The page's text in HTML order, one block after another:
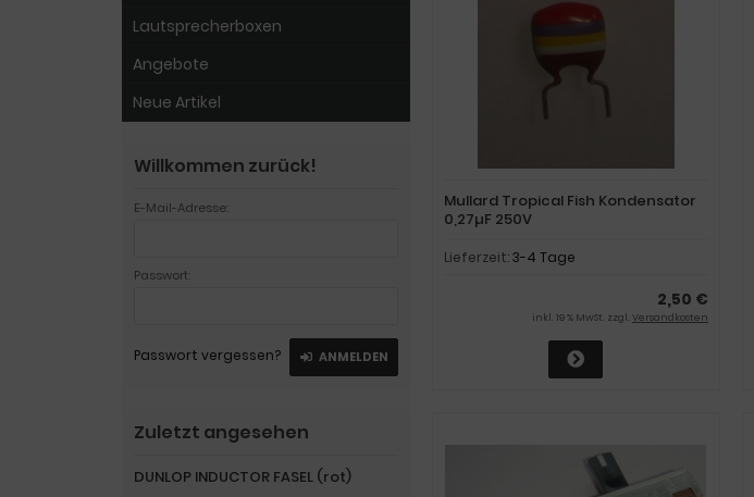
Mullard Tropical Fish Kondensator
0,27µF 250V
Lieferzeit:3-4 Tage
2,50 €
inkl. 19 % MwSt. zzgl. Versandkosten
Lautsprecherboxen
Angebote
Neue Artikel
Willkommen zurück!
E-Mail-Adresse:
Passwort:
Passwort vergessen? ANMELDEN
Zuletzt angesehen
DUNLOP INDUCTOR FASEL (rot)